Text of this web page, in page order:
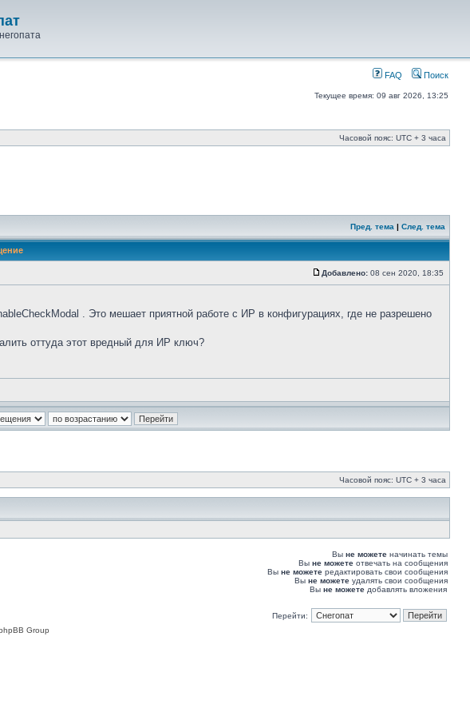
FAQ Поиск
Текущее время: 09 авг 2026, 13:25
Часовой пояс: UTC + 3 часа
Пред. тема | След. тема
Добавлено: 08 сен 2020, 18:35
. Это мешает приятной работе с ИР в конфигурациях, где не разрешено
оттуда этот вредный для ИР ключ?
Часовой пояс: UTC + 3 часа
Вы не можете начинать темы
Вы не можете отвечать на сообщения
Вы не можете редактировать свои сообщения
Вы не можете удалять свои сообщения
Вы не можете добавлять вложения
Перейти:
Group